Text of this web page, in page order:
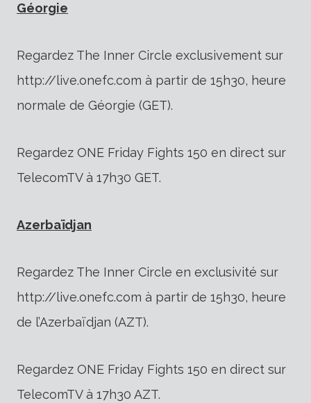
Géorgie
Regardez The Inner Circle exclusivement sur
http://live.onefc.com à partir de 15h30, heure
normale de Géorgie (GET).
Regardez ONE Friday Fights 150 en direct sur
TelecomTV à 17h30 GET.
Azerbaïdjan
Regardez The Inner Circle en exclusivité sur
http://live.onefc.com à partir de 15h30, heure
de l’Azerbaïdjan (AZT).
Regardez ONE Friday Fights 150 en direct sur
TelecomTV à 17h30 AZT.